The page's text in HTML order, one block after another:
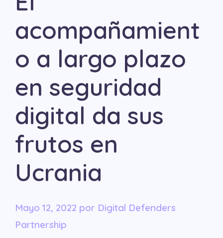
acompañamient
o a largo plazo
en seguridad
digital da sus
frutos en
Ucrania
mayo 12, 2022 por Digital Defenders
Partnership